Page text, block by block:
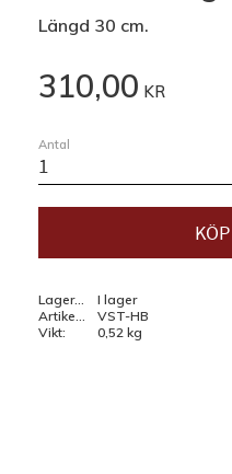
Längd 30 cm.
310,00 KR
Antal
KÖP
Lagerstatus
I lager
VST-HB
Vikt
0,52 kg